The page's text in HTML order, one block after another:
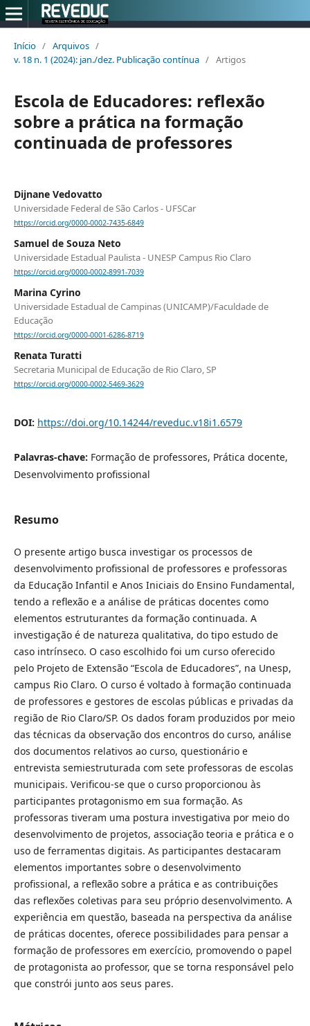
Início / Arquivos /
v. 18 n. 1 (2024): jan./dez. Publicação contínua / Artigos
Escola de Educadores: reflexão
sobre a prática na formação
continuada de professores
Dijnane Vedovatto
Universidade Federal de São Carlos - UFSCar
https://orcid.org/0000-0002-7435-6849
Samuel de Souza Neto
Universidade Estadual Paulista - UNESP Campus Rio Claro
https://orcid.org/0000-0002-8991-7039
Marina Cyrino
Universidade Estadual de Campinas (UNICAMP)/Faculdade de
Educação
https://orcid.org/0000-0001-6286-8719
Renata Turatti
Secretaria Municipal de Educação de Rio Claro, SP
https://orcid.org/0000-0002-5469-3629
DOI: https://doi.org/10.14244/reveduc.v18i1.6579
Palavras-chave: Formação de professores, Prática docente,
Desenvolvimento profissional
Resumo
O presente artigo busca investigar os processos de
desenvolvimento profissional de professores e professoras
da Educação Infantil e Anos Iniciais do Ensino Fundamental,
tendo a reflexão e a análise de práticas docentes como
elementos estruturantes da formação continuada. A
investigação é de natureza qualitativa, do tipo estudo de
caso intrínseco. O caso escolhido foi um curso oferecido
pelo Projeto de Extensão “Escola de Educadores”, na Unesp,
campus Rio Claro. O curso é voltado à formação continuada
de professores e gestores de escolas públicas e privadas da
região de Rio Claro/SP. Os dados foram produzidos por meio
das técnicas da observação dos encontros do curso, análise
dos documentos relativos ao curso, questionário e
entrevista semiestruturada com sete professoras de escolas
municipais. Verificou-se que o curso proporcionou às
participantes protagonismo em sua formação. As
professoras tiveram uma postura investigativa por meio do
desenvolvimento de projetos, associação teoria e prática e o
uso de ferramentas digitais. As participantes destacaram
elementos importantes sobre o desenvolvimento
profissional, a reflexão sobre a prática e as contribuições
das reflexões coletivas para seu próprio desenvolvimento. A
experiência em questão, baseada na perspectiva da análise
de práticas docentes, oferece possibilidades para pensar a
formação de professores em exercício, promovendo o papel
de protagonista ao professor, que se torna responsável pelo
que constrói junto aos seus pares.